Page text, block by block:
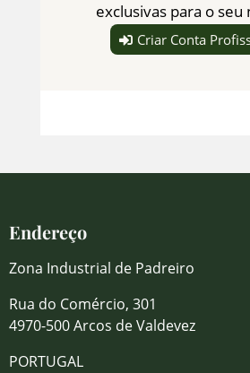
exclusivas para o seu
Criar Conta
Endereço
Zona Industrial de Padreiro
Rua do Comércio, 301
4970-500 Arcos de Valdevez
PORTUGAL